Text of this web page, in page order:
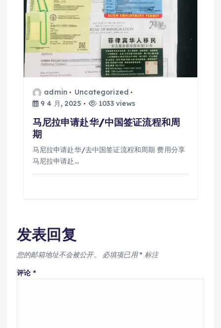
admin
Uncategorized
9 4 月, 2025
1033 views
马尼拉申请赴华/中国签证流程和周
期
马尼拉申请赴华/去中国签证流程和周期 费用分享
马尼拉申请赴…
发表回复
您的邮箱地址不会被公开。 必填项已用* 标注
评论 *